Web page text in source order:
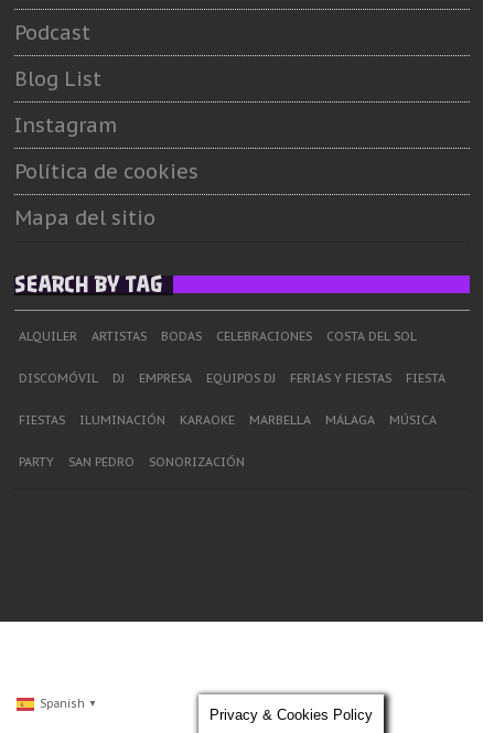
Podcast
Blog List
Instagram
Política de cookies
Mapa del sitio
SEARCH BY TAG
ALQUILER ARTISTAS BODAS CELEBRACIONES COSTA DEL SOL
DISCOMÓVIL DJ EMPRESA EQUIPOS DJ FERIAS Y FIESTAS FIESTA
FIESTAS ILUMINACIÓN KARAOKE MARBELLA MÁLAGA MÚSICA
PARTY SAN PEDRO SONORIZACIÓN
Privacy & Cookies Policy
Spanish ▼